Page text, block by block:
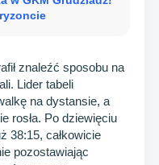
znaleźć sposobu na
Lider tabeli
na dystansie, a
rosła. Po dziewięciu
38:15, całkowicie
pozostawiając